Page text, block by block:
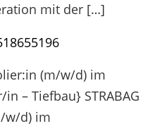
mit der […]
(m/w/d) im
– Tiefbau} STRABAG
w/d) im